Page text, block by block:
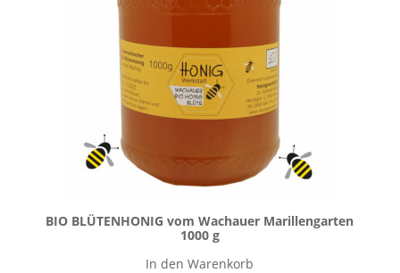
BIO BLÜTENHONIG vom Wachauer Marillengarten
1000 g
In den Warenkorb